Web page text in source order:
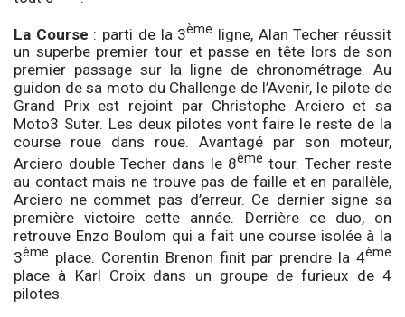
La Course : parti de la 3ème ligne, Alan Techer réussit
un superbe premier tour et passe en tête lors de son
premier passage sur la ligne de chronométrage. Au
guidon de sa moto du Challenge de l’Avenir, le pilote de
Grand Prix est rejoint par Christophe Arciero et sa
Moto3 Suter. Les deux pilotes vont faire le reste de la
course roue dans roue. Avantagé par son moteur,
Arciero double Techer dans le 8ème tour. Techer reste
au contact mais ne trouve pas de faille et en parallèle,
Arciero ne commet pas d’erreur. Ce dernier signe sa
première victoire cette année. Derrière ce duo, on
retrouve Enzo Boulom qui a fait une course isolée à la
3ème place. Corentin Brenon finit par prendre la 4ème
place à Karl Croix dans un groupe de furieux de 4
pilotes.